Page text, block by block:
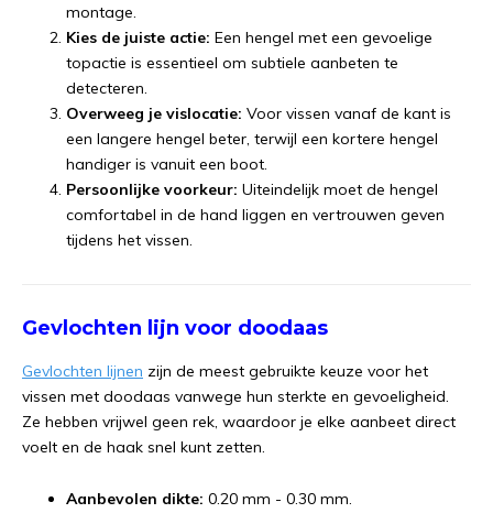
montage.
Kies de juiste actie: Een hengel met een gevoelige
topactie is essentieel om subtiele aanbeten te
detecteren.
Overweeg je vislocatie: Voor vissen vanaf de kant is
een langere hengel beter, terwijl een kortere hengel
handiger is vanuit een boot.
Persoonlijke voorkeur: Uiteindelijk moet de hengel
comfortabel in de hand liggen en vertrouwen geven
tijdens het vissen.
Gevlochten lijn voor doodaas
Gevlochten lijnen zijn de meest gebruikte keuze voor het
vissen met doodaas vanwege hun sterkte en gevoeligheid.
Ze hebben vrijwel geen rek, waardoor je elke aanbeet direct
voelt en de haak snel kunt zetten.
Aanbevolen dikte: 0.20 mm - 0.30 mm.